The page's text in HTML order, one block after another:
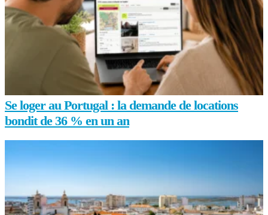
Se loger au Portugal : la demande de locations
bondit de 36 % en un an